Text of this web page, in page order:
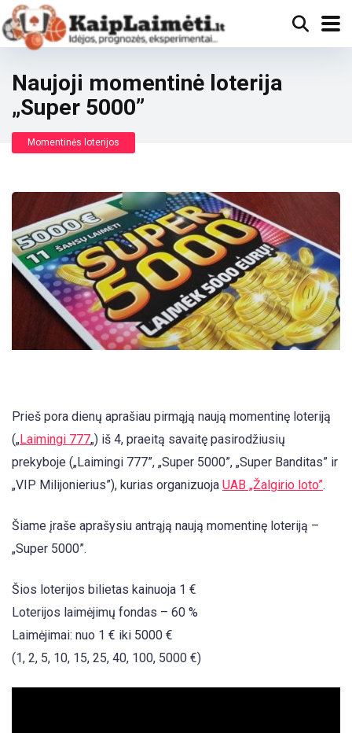
Naujoji momentinė loterija
„Super 5000”
Momentinės loterijos
Prieš pora dienų aprašiau pirmąją naują momentinę loteriją
(„Laimingi 777„) iš 4, praeitą savaitę pasirodžiusių
prekyboje („Laimingi 777”, „Super 5000”, „Super Banditas” ir
„VIP Milijonierius”), kurias organizuoja UAB „Žalgirio loto”.
Šiame įraše aprašysiu antrąją naują momentinę loteriją –
„Super 5000”.
Šios loterijos bilietas kainuoja 1 €
Loterijos laimėjimų fondas – 60 %
Laimėjimai: nuo 1 € iki 5000 €
(1, 2, 5, 10, 15, 25, 40, 100, 5000 €)